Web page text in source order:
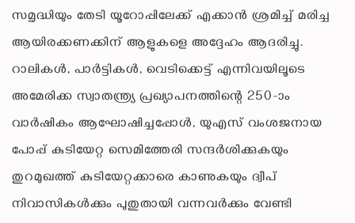
സമൃദ്ധിയും തേടി യൂറോപ്പിലേക്ക് എക്കാൻ ശ്രമിച്ച് മരിച്ച
ആയിരക്കണക്കിന് ആളുകളെ അദ്ദേഹം ആദരിച്ചു.
റാലികൾ, പാർട്ടികൾ, വെടിക്കെട്ട് എന്നിവയിലൂടെ
അമേരിക്ക സ്വാതന്ത്ര്യ പ്രഖ്യാപനത്തിന്റെ 250-ാം
വാർഷികം ആഘോഷിച്ചപ്പോൾ, യുഎസ് വംശജനായ
പോപ്പ് കുടിയേറ്റ സെമിത്തേരി സന്ദർശിക്കുകയും
തുറമുഖത്ത് കുടിയേറ്റക്കാരെ കാണുകയും ദ്വീപ്
നിവാസികൾക്കും പുതുതായി വന്നവർക്കും വേണ്ടി